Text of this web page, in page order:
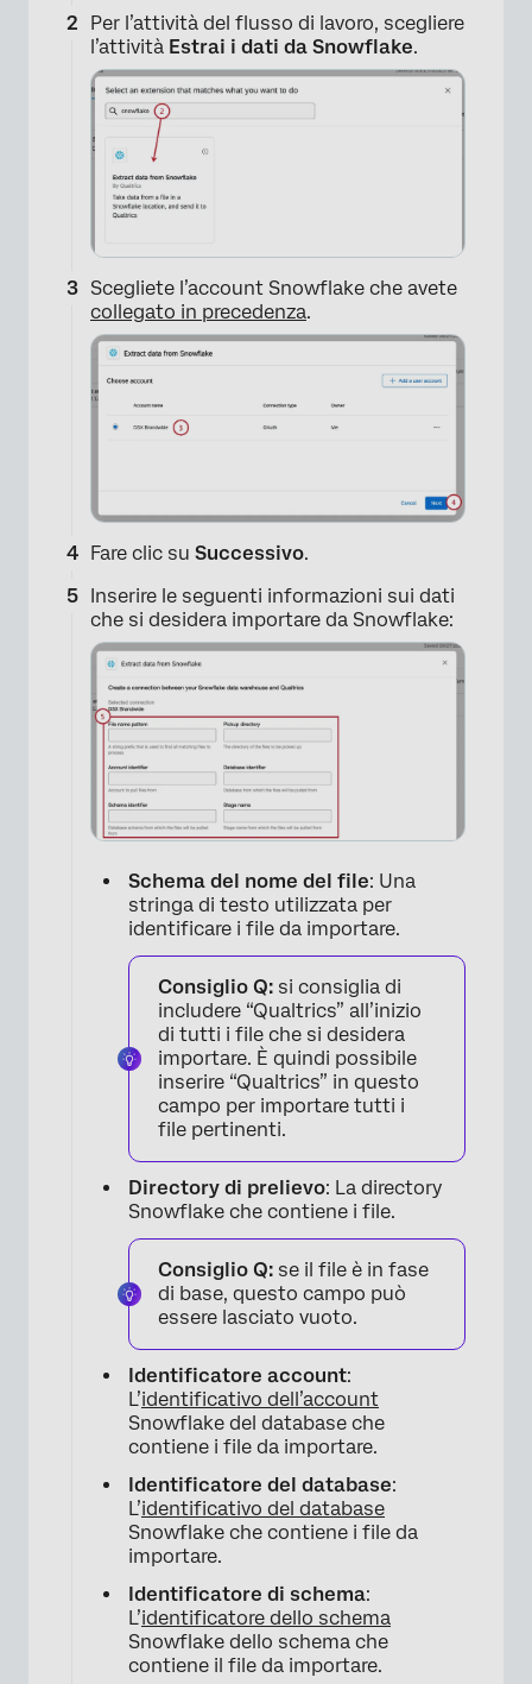
Per l’attività del flusso di lavoro, scegliere
l’attività Estrai i dati da Snowflake.
Scegliete l’account Snowflake che avete
collegato in precedenza.
Fare clic su Successivo.
Inserire le seguenti informazioni sui dati
che si desidera importare da Snowflake:
Schema del nome del file: Una
stringa di testo utilizzata per
identificare i file da importare.
Consiglio Q: si consiglia di
includere “Qualtrics” all’inizio
di tutti i file che si desidera
importare. È quindi possibile
inserire “Qualtrics” in questo
campo per importare tutti i
file pertinenti.
Directory di prelievo: La directory
Snowflake che contiene i file.
Consiglio Q: se il file è in fase
di base, questo campo può
essere lasciato vuoto.
Identificatore account:
L’identificativo dell’account
Snowflake del database che
contiene i file da importare.
Identificatore del database:
L’identificativo del database
Snowflake che contiene i file da
importare.
Identificatore di schema:
L’identificatore dello schema
Snowflake dello schema che
contiene il file da importare.